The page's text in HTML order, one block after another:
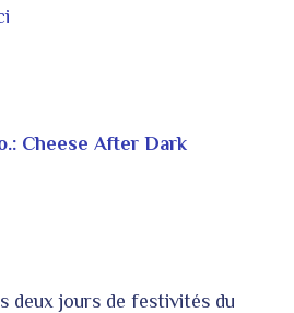
Cheese After Dark
deux jours de festivités du